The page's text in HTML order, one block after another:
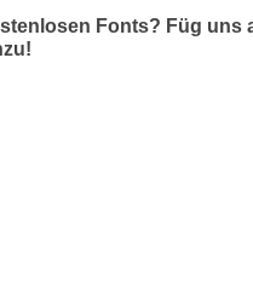
Fonts? Füg uns